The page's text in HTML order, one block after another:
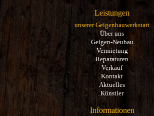
Leistungen
unserer Geigenbauwerkstatt
Über uns
Geigen-Neubau
Vermietung
Reparaturen
Verkauf
Kontakt
Aktuelles
Künstler
Informationen